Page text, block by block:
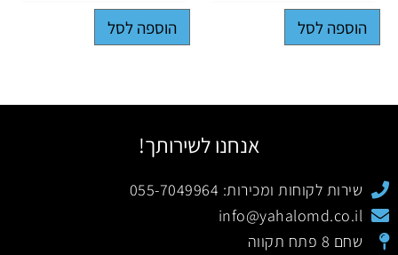
הוספה לסל הוספה לסל
אנחנו לשירותך!
שירות לקוחות ומכירות: 055-7049964
info@yahalomd.co.il
שחם 8 פתח תקווה